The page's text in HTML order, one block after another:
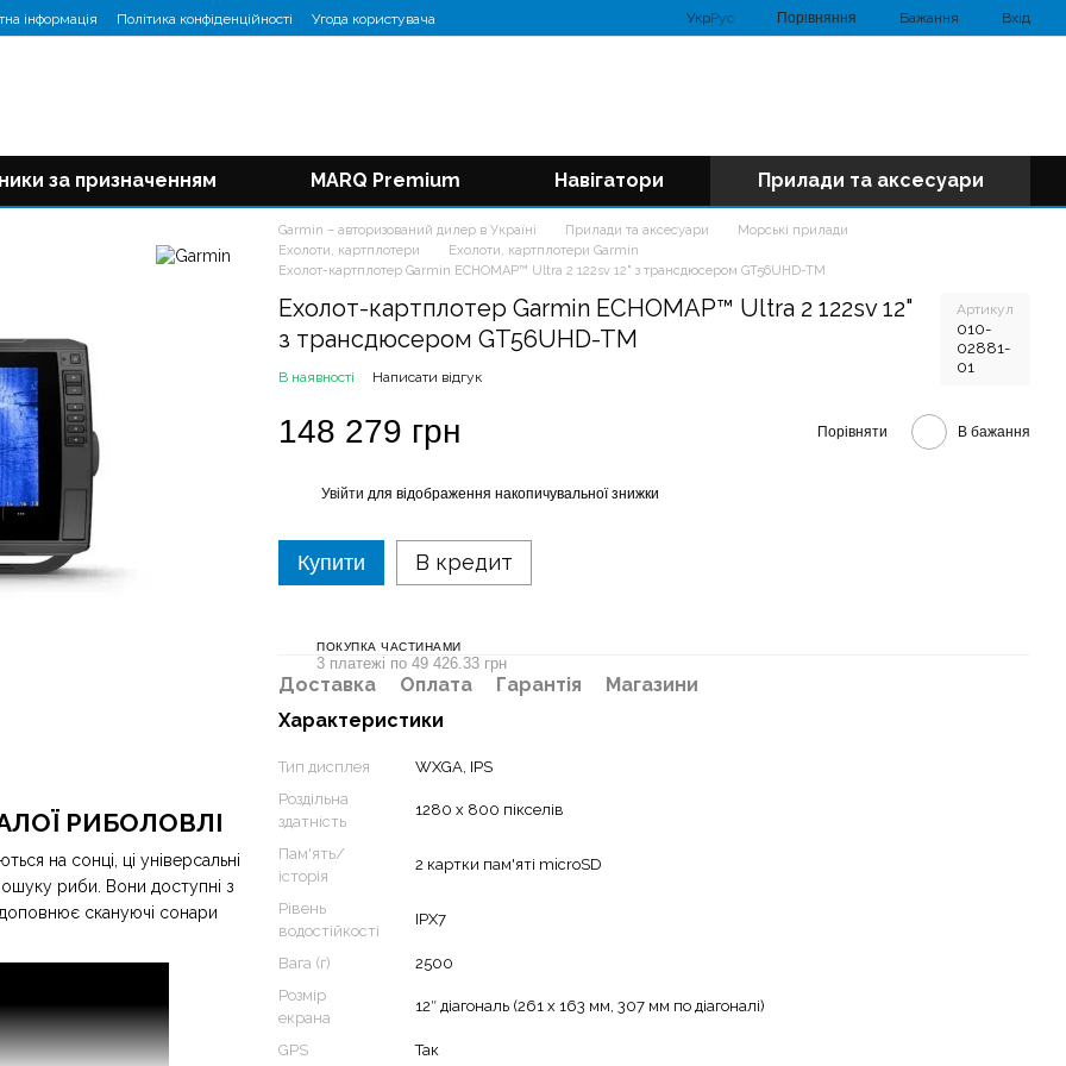
інформація Політика конфіденційності Угода користувача УкрРус Порівняння Бажання Вхід
за призначенням MARQ Premium Навігатори Прилади та аксесуари
РИБОЛОВЛІ
на сонці, ці універсальні
риби. Вони доступні з
скануючі сонари
Garmin – авторизований дилер в Україні Прилади та аксесуари
Морські прилади
Ехолоти, картплотери
Ехолоти, картплотери Garmin
Ехолот-картплотер Garmin ECHOMAP™ Ultra 2 122sv 12" з трансдюсером GT56UHD-TM
Ехолот-картплотер Garmin ECHOMAP™ Ultra 2 122sv 12"
з трансдюсером GT56UHD-TM
Артикул
010-
02881-
01
В наявності Написати відгук
148 279 грн Порівняти В бажання
Увійти для відображення накопичувальної знижки
Купити В кредит
ПОКУПКА ЧАСТИНАМИ
3 платежі по 49 426.33 грн
Доставка Оплата Гарантія
Магазини
Характеристики
Тип дисплея
WXGA, IPS
Роздільна
здатність
1280 x 800 пікселів
Пам'ять/
історія
2 картки пам'яті microSD
Рівень
водостійкості
IPX7
Вага (г)
2500
Розмір
екрана
12″ діагональ (261 x 163 мм, 307 мм по діагоналі)
GPS Так